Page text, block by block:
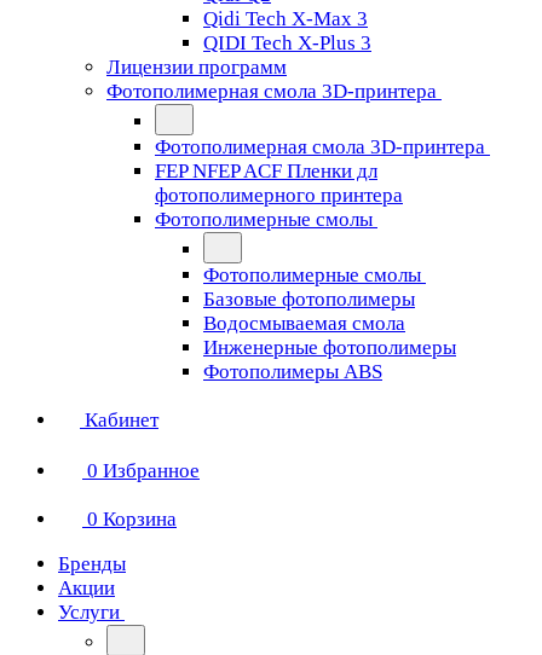
Qidi Tech X-Max 3
QIDI Tech X-Plus 3
Лицензии программ
Фотополимерная смола 3D-принтера
Фотополимерная смола 3D-принтера
FEP NFEP ACF Пленки дл
фотополимерного принтера
Фотополимерные смолы
Фотополимерные смолы
Базовые фотополимеры
Водосмываемая смола
Инженерные фотополимеры
Фотополимеры ABS
Кабинет
0 Избранное
0 Корзина
Бренды
Акции
Услуги